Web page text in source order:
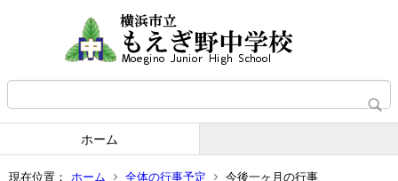
ホーム
現在位置： ホーム 全体の行事予定 今後一ヶ月の行事